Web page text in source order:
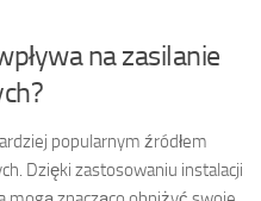
na zasilanie
popularnym źródłem
Dzięki zastosowaniu instalacji